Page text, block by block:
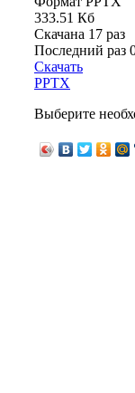
333.51 Кб
Скачана 17 раз
Последний раз
Скачать
PPTX
Выберите